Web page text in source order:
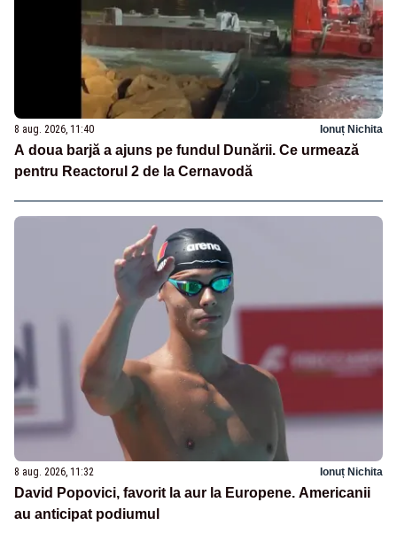
8 aug. 2026, 11:40 Ionuț Nichita
A doua barjă a ajuns pe fundul Dunării. Ce urmează
pentru Reactorul 2 de la Cernavodă
8 aug. 2026, 11:32 Ionuț Nichita
David Popovici, favorit la aur la Europene. Americanii
au anticipat podiumul